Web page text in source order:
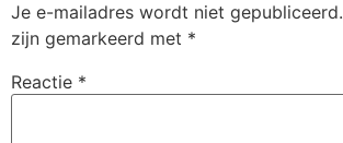
Je e-mailadres wordt niet gepubliceerd.
zijn gemarkeerd met *
Reactie *